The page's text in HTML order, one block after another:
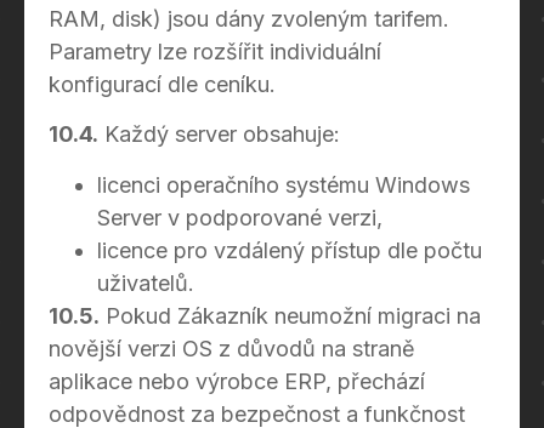
RAM, disk) jsou dány zvoleným tarifem.
Parametry lze rozšířit individuální
konfigurací dle ceníku.
10.4. Každý server obsahuje:
licenci operačního systému Windows
Server v podporované verzi,
licence pro vzdálený přístup dle počtu
uživatelů.
10.5. Pokud Zákazník neumožní migraci na
novější verzi OS z důvodů na straně
aplikace nebo výrobce ERP, přechází
odpovědnost za bezpečnost a funkčnost